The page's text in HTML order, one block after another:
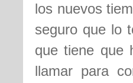
los nuevos
seguro que lo
que tiene que
llamar para